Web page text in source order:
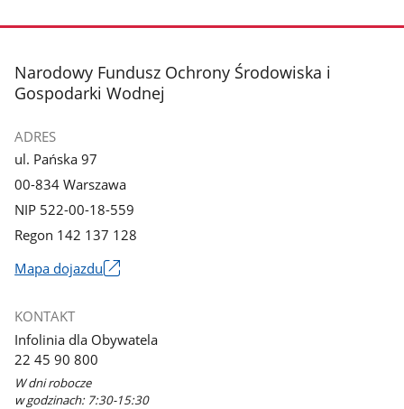
stopka
Narodowy Fundusz Ochrony Środowiska i
Gospodarki Wodnej
ADRES
ul. Pańska 97
00-834 Warszawa
NIP 522-00-18-559
Regon 142 137 128
Mapa dojazdu
się
w
nowym
oknie
KONTAKT
Infolinia dla Obywatela
22 45 90 800
W dni robocze
w godzinach: 7:30-15:30